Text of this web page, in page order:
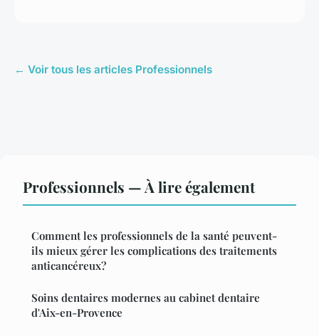
← Voir tous les articles Professionnels
Professionnels — À lire également
Comment les professionnels de la santé peuvent-
ils mieux gérer les complications des traitements
anticancéreux?
Soins dentaires modernes au cabinet dentaire
d'Aix-en-Provence